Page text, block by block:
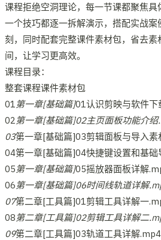
课程拒绝空洞理论，每一节课都聚焦
一个技巧都逐一拆解演示，搭配实战
刻，同时配套完整课件素材包，省去
间，让学习更高效。
课程目录：
整套课程课件素材包
01第一章[基础篇]01认识剪映与软件下
02第一章[基础篇]02主页面板功能介绍
03第一章[基础篇]03剪辑面板与导入素
04第一章[基础篇]04快捷键设置和基础
05第一章[基础篇]05摇放器面板详解
06第一章[基础篇]06时间线轨道详解
07第二章[工具篇]01剪辑工具详解一
08第二章[工具篇]02剪辑工具详解二
09第二章[工具篇]03轨道工具详解.mp4